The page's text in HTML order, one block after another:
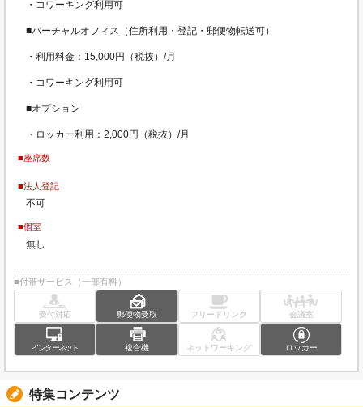
・コワーキング利用可
■バーチャルオフィス（住所利用・登記・郵便物転送可）
・利用料金：15,000円（税抜）/月
・コワーキング利用可
■オプション
・ロッカー利用：2,000円（税抜）/月
■座席数
■法人登記
不可
■個室
無し
■付帯サービス（一部有料）
受付対応 郵便物受取 フリードリンク 会議室
インターネット 複合機 ネットワーキング ロッカー
特集コンテンツ